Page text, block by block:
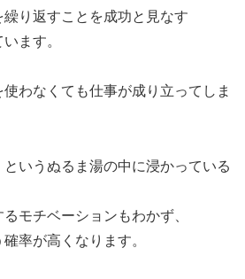
り返すことを成功と見なす
ます。
わなくても仕事が成り立ってしま
いうぬるま湯の中に浸かっている
モチベーションもわかず、
率が高くなります。